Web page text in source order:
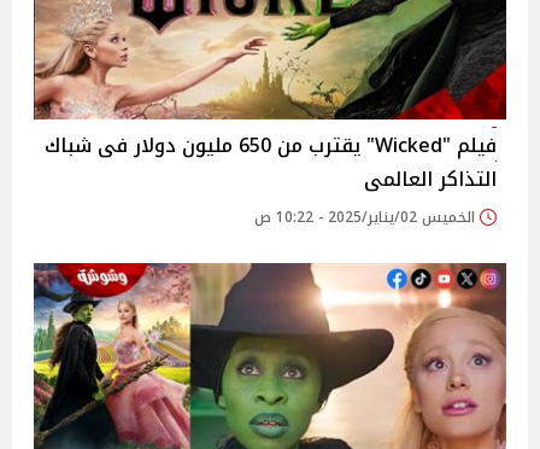
فيلم "Wicked" يقترب من 650 مليون دولار فى شباك
التذاكر العالمى
الخميس 02/يناير/2025 - 10:22 ص